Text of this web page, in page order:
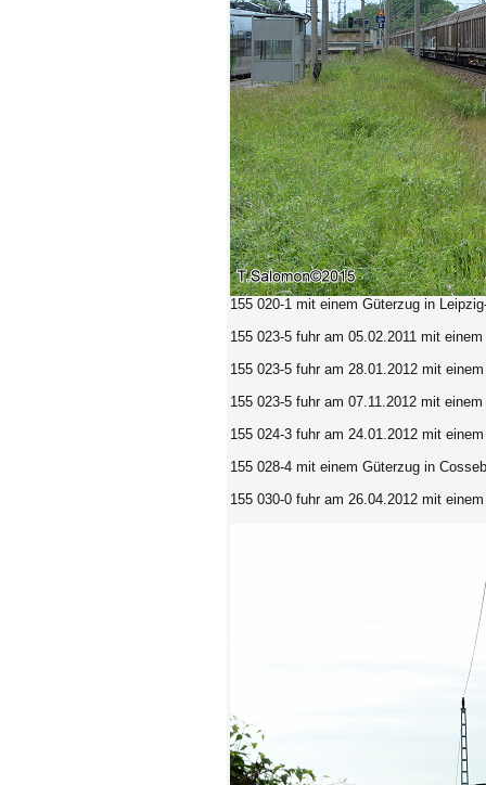
155 020-1 mit einem Güterzug in
155 023-5 fuhr am 05.02.2011 mit
155 023-5 fuhr am 28.01.2012 mit
155 023-5 fuhr am 07.11.2012 mit
155 024-3 fuhr am 24.01.2012 mit
155 028-4 mit einem Güterzug in
155 030-0 fuhr am 26.04.2012 mit